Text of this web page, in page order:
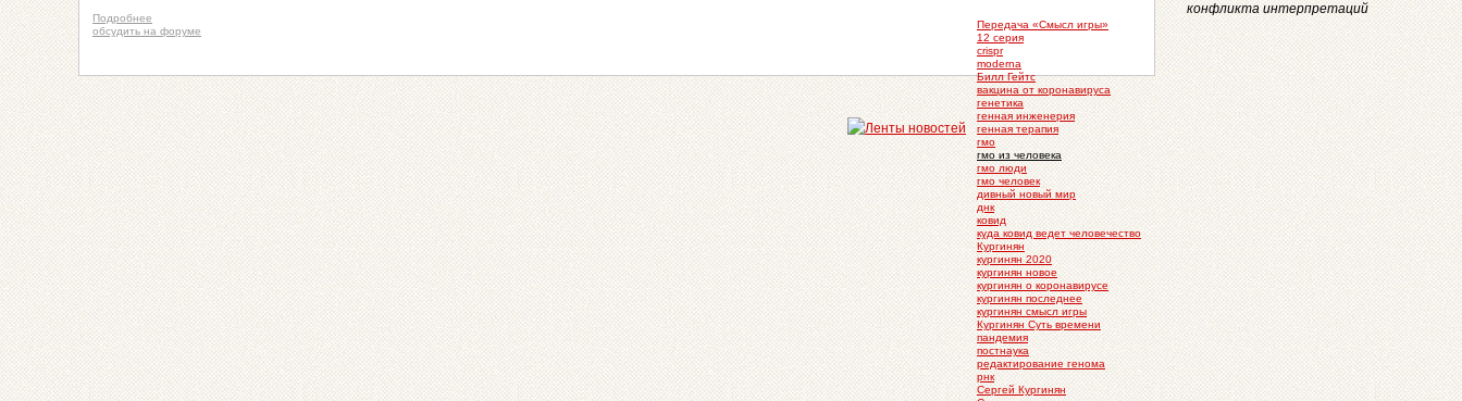
Передача «Смысл игры»
12 серия
crispr
moderna
Билл Гейтс
вакцина от коронавируса
генетика
генная инженерия
генная терапия
гмо
гмо из человека
гмо люди
гмо человек
дивный новый мир
днк
ковид
куда ковид ведет человечество
Кургинян
кургинян 2020
кургинян новое
кургинян о коронавирусе
кургинян последнее
кургинян смысл игры
Кургинян Суть времени
пандемия
постнаука
редактирование генома
рнк
Сергей Кургинян
Подробнее
обсудить на форуме
конфликта интерпретаций